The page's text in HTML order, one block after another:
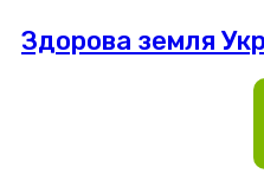
Здорова земля